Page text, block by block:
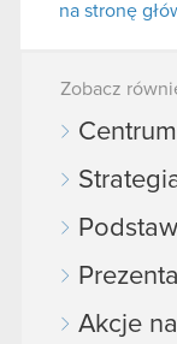
na stronę
Zobacz
Akcje